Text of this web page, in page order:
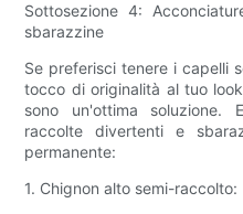
Sottosezione 4:
sbarazzine
Se preferisci tenere i capelli
tocco di originalità al tuo
sono un'ottima soluzione.
raccolte divertenti e
permanente:
1. Chignon alto semi-raccolto: